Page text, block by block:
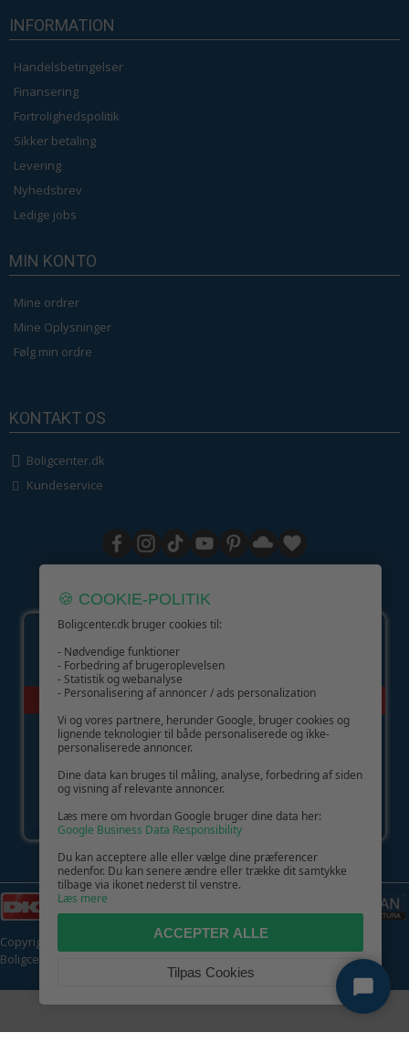
INFORMATION
Handelsbetingelser
Finansering
Fortrolighedspolitik
Sikker betaling
Levering
Nyhedsbrev
Ledige jobs
MIN KONTO
Mine ordrer
Mine Oplysninger
Følg min ordre
KONTAKT OS
Boligcenter.dk
Kundeservice
GIV GLÆDE MED ET GAVEKORT!
Copyright © 2026 | CVR: DK41222093 | Alle rettigheder forbeholdes |
Boligcenter.dk
🍪 COOKIE-POLITIK
Boligcenter.dk bruger cookies til:
- Nødvendige funktioner
- Forbedring af brugeroplevelsen
- Statistik og webanalyse
- Personalisering af annoncer / ads personalization
Vi og vores partnere, herunder Google, bruger cookies og
lignende teknologier til både personaliserede og ikke-
personaliserede annoncer.
Dine data kan bruges til måling, analyse, forbedring af siden
og visning af relevante annoncer.
Læs mere om hvordan Google bruger dine data her:
Google Business Data Responsibility
Du kan acceptere alle eller vælge dine præferencer
nedenfor. Du kan senere ændre eller trække dit samtykke
tilbage via ikonet nederst til venstre.
Læs mere
ACCEPTER ALLE
Tilpas Cookies